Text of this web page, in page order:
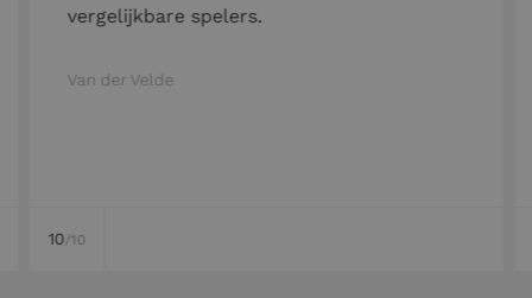
vergelijkbare spelers.
Van der Velde
10/10